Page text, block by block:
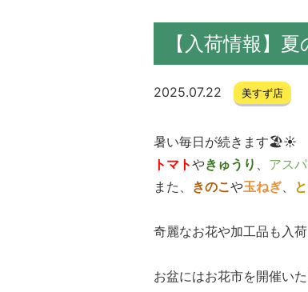
【入荷情報】
2025.07.22 美すず店
暑い毎日が続きます🏖️☀️
トマトやきゅうり 、 アス
また、 きのこや玉ねぎ、
奇麗なお花や加工品も入荷
お盆にはお花市を開催い